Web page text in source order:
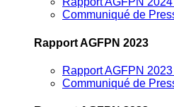
Communiqué de
Rapport AGFPN 2023
Rapport AGFPN
Communiqué de